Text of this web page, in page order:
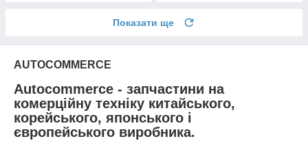
Показати ще
AUTOCOMMERCE
Autocommerce - запчастини на
комерційну техніку китайського,
корейського, японського і
європейського виробника.